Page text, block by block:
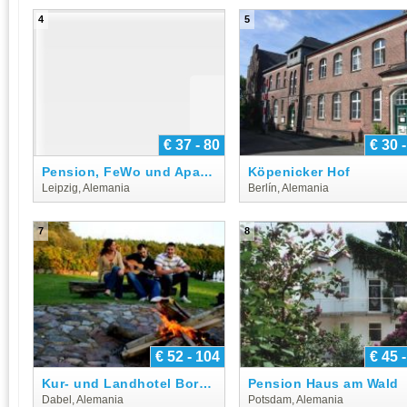
4
€ 37 - 80
Pension, FeWo und Apartment Löhr
Leipzig, Alemania
5
€ 30
Köpenicker Hof
Berlín, Alemania
7
€ 52 - 104
Kur- und Landhotel Borstel-Treff
Dabel, Alemania
8
€ 45
Pension Haus am Wald
Potsdam, Alemania